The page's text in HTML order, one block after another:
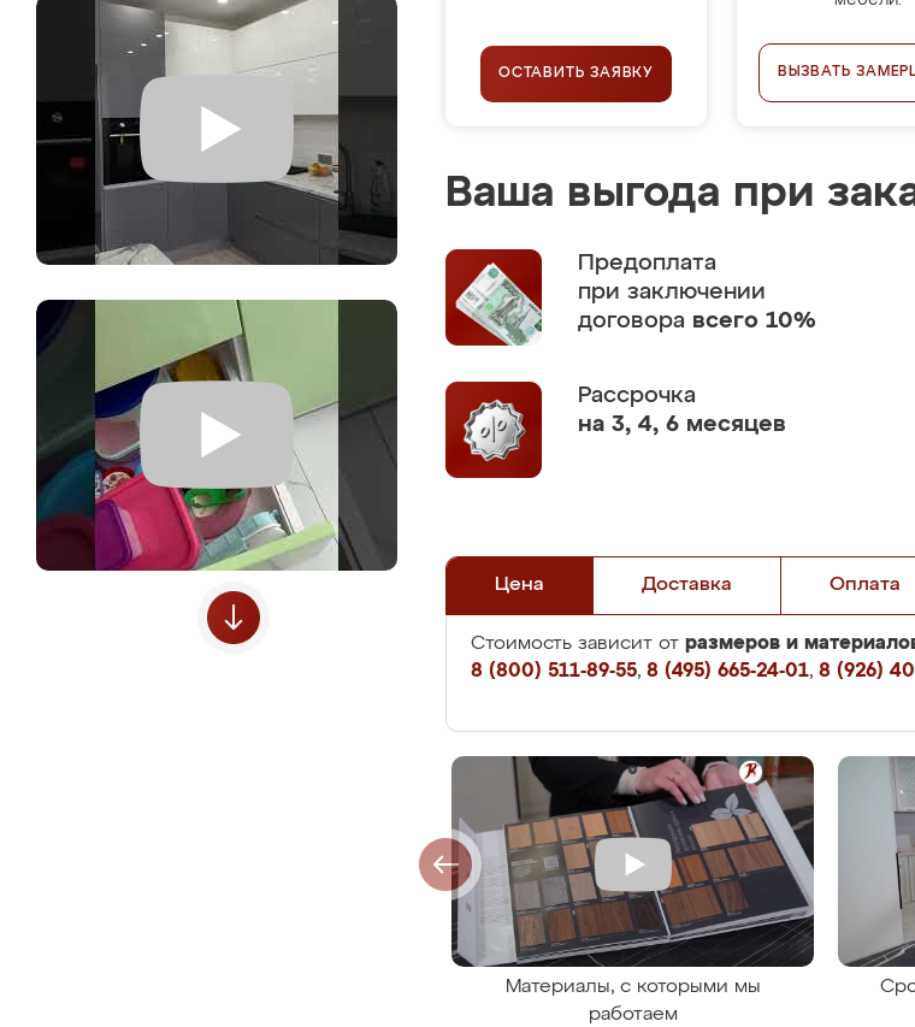
ОСТАВИТЬ ЗАЯВКУ ВЫЗВАТЬ
Ваша выгода при
Предоплата
при заключении
договора всего 10%
Рассрочка
на 3, 4, 6 месяцев
Цена Доставка Оплата
Стоимость зависит от размеров и
8 (800) 511-89-55, 8 (495) 665-24-01, 8 (926)
Материалы, с которыми мы
работаем